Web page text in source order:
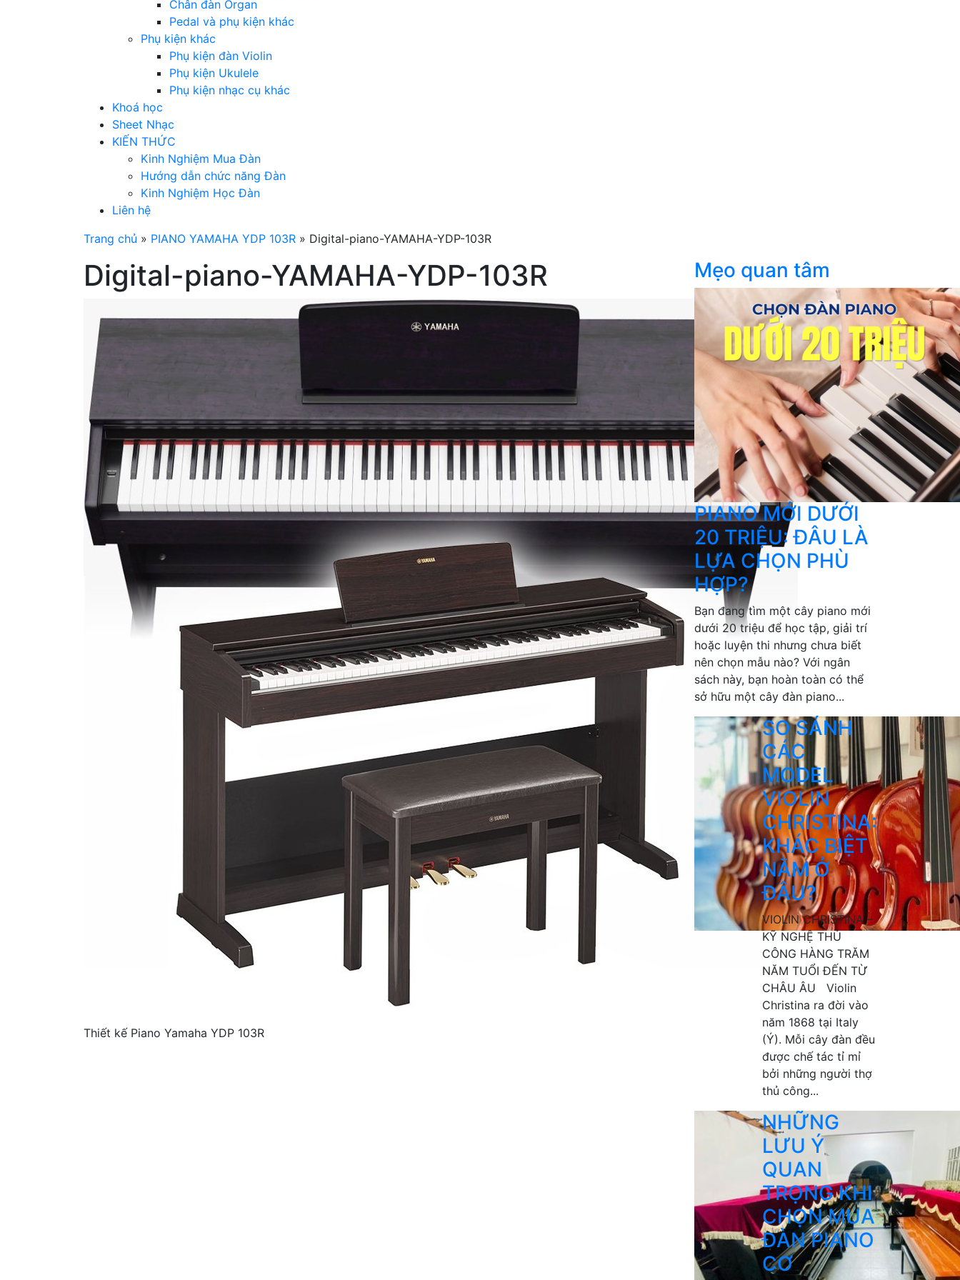
Chân đàn Organ
Pedal và phụ kiện khác
Phụ kiện khác
Phụ kiện đàn Violin
Phụ kiện Ukulele
Phụ kiện nhạc cụ khác
Khoá học
Sheet Nhạc
KIẾN THỨC
Kinh Nghiệm Mua Đàn
Hướng dẫn chức năng Đàn
Kinh Nghiệm Học Đàn
Liên hệ
Trang chủ » PIANO YAMAHA YDP 103R » Digital-piano-YAMAHA-YDP-103R
Digital-piano-YAMAHA-YDP-103R
Thiết kế Piano Yamaha YDP 103R
Mẹo quan tâm
PIANO MỚI DƯỚI
20 TRIỆU: ĐÂU LÀ
LỰA CHỌN PHÙ
HỢP?
Bạn đang tìm một cây piano mới
dưới 20 triệu để học tập, giải trí
hoặc luyện thi nhưng chưa biết
nên chọn mẫu nào? Với ngân
sách này, bạn hoàn toàn có thể
sở hữu một cây đàn piano...
SO SÁNH
CÁC
MODEL
VIOLIN
CHRISTINA:
KHÁC BIỆT
NẰM Ở
ĐÂU?
VIOLIN CHRISTINA –
KỸ NGHỆ THỦ
CÔNG HÀNG TRĂM
NĂM TUỔI ĐẾN TỪ
CHÂU ÂU Violin
Christina ra đời vào
năm 1868 tại Italy
(Ý). Mỗi cây đàn đều
được chế tác tỉ mỉ
bởi những người thợ
thủ công...
NHỮNG
LƯU Ý
QUAN
TRỌNG KHI
CHỌN MUA
ĐÀN PIANO
CƠ